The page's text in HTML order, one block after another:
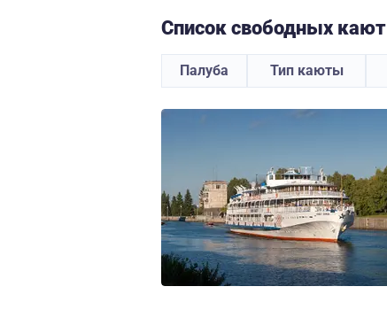
Список свободных кают
Палуба Тип каюты